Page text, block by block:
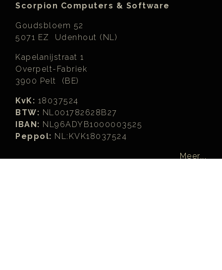
Scorpion Computers & Software
Goudsbloem 52
5071 EZ Udenhout (NL)
Kapelanijstraat 1
Overpelt-Fabriek
3900 Pelt (BE)
KvK: 18037524
BTW: NL001782628B27
IBAN: NL96ADYB1000003525
Peppol: NL:KVK18037524
Meer...